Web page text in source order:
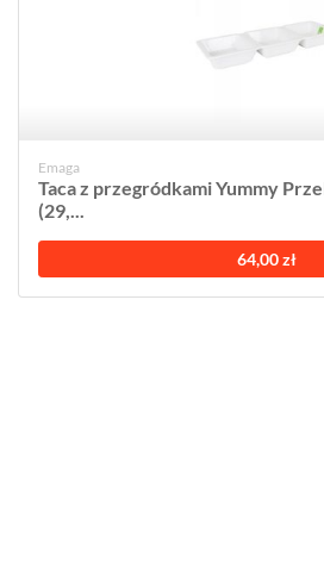
Emaga
Taca z przegródkami Yummy
(29,...
64,00 zł